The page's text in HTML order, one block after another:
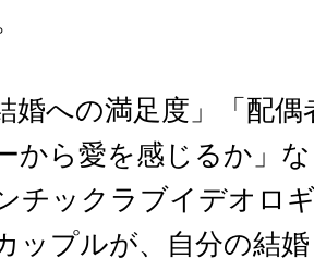
婚への満足度」「配
から愛を感じるか」
チックラブイデオロ
ップルが、自分の結